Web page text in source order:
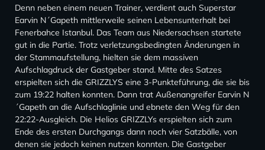
Denn neben einem neuen Trainer, verdient auch Superstar
Earvin N´Gapeth mittlerweile seinen Lebensunterhalt bei
Fenerbahce Istanbul. Das Team aus Niedersachsen startete
gut in die Partie. Trotz verletzungsbedingten Änderungen in
der Stammaufstellung, hielten sie dem massiven
Aufschlagdruck der Gastgeber stand. Mitte des Satzes
erspielten sich die GRIZZLYS eine 3-Punkteführung, die sie bis
zum 19:22 halten konnten. Dann trat Außenangreifer Earvin N
´Gapeth an die Aufschlaglinie und ebnete den Weg für den
22:22-Ausgleich. Die Helios GRIZZLYs erspielten sich zum
Ende des ersten Durchgangs dann noch vier Satzbälle, von
denen sie jedoch keinen nutzen konnten. Die Gastgeber